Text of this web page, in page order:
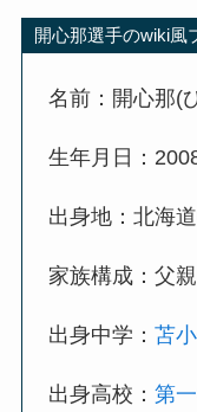
開心那選手のwiki風
名前：開心那(
生年月日：
出身地：北海
家族構成：父
出身中学：苫
出身高校：第